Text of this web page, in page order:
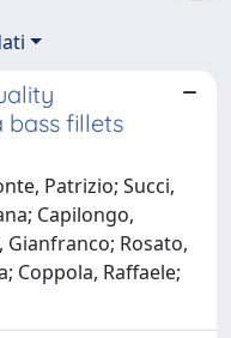
bass fillets
Patrizio; Succi,
Capilongo,
Gianfranco; Rosato,
Coppola, Raffaele;